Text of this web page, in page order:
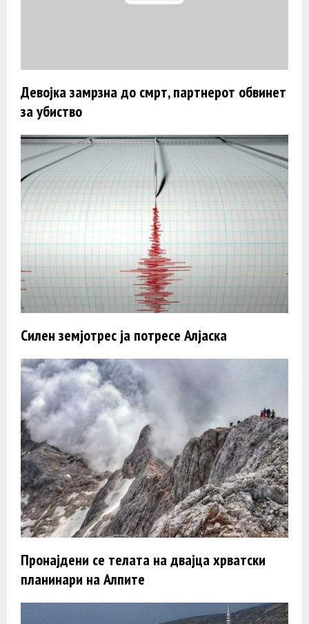
Девојка замрзна до смрт, партнерот обвинет
за убиство
Силен земјотрес ја потресе Алјаска
Пронајдени се телата на двајца хрватски
планинари на Алпите